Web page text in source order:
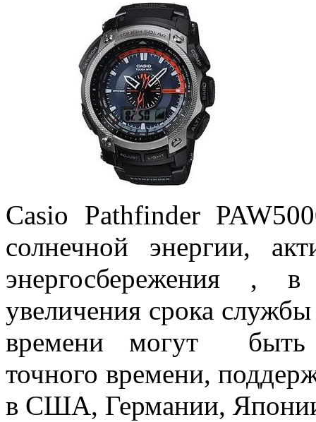
Casio Pathfinder
солнечной энергии,
энергосбережения ,
увеличения срока
времени могут быть
точного времени,
в США, Германии,